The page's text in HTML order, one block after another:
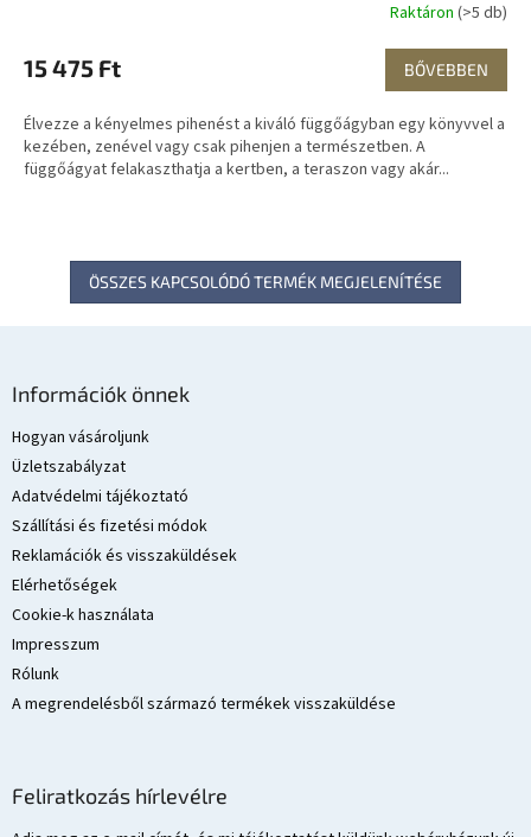
Raktáron (>5 db)
15 475 Ft BŐVEBBEN
Élvezze a kényelmes pihenést a kiváló függőágyban egy könyvvel a
kezében, zenével vagy csak pihenjen a természetben. A
függőágyat felakaszthatja a kertben, a teraszon vagy akár...
ÖSSZES KAPCSOLÓDÓ TERMÉK MEGJELENÍTÉSE
Információk önnek
Hogyan vásároljunk
Üzletszabályzat
Adatvédelmi tájékoztató
Szállítási és fizetési módok
Reklamációk és visszaküldések
Elérhetőségek
Cookie-k használata
Impresszum
Rólunk
A megrendelésből származó termékek visszaküldése
Feliratkozás hírlevélre